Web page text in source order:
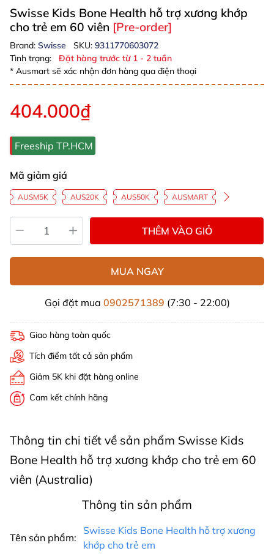
Swisse Kids Bone Health hỗ trợ xương khớp
cho trẻ em 60 viên [Pre-order]
Brand: Swisse SKU: 9311770603072
Tình trạng:
Đặt hàng trước từ 1 - 2 tuần
* Ausmart sẽ xác nhận đơn hàng qua điện thoại
404.000₫
Freeship TP.HCM
Mã giảm giá
AUSM5K AUS20K AUS50K AUSMART
THÊM VÀO GIỎ
MUA NGAY
Gọi đặt mua 0902571389 (7:30 - 22:00)
Giao hàng toàn quốc
Tích điểm tất cả sản phẩm
Giảm 5K khi đặt hàng online
Cam kết chính hãng
Thông tin chi tiết về sản phẩm Swisse Kids
Bone Health hỗ trợ xương khớp cho trẻ em 60
viên (Australia)
Thông tin sản phẩm
Tên sản phẩm:
Swisse Kids Bone Health hỗ trợ xương
khớp cho trẻ em